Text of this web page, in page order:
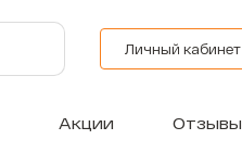
Личный кабинет
Акции Отзывы